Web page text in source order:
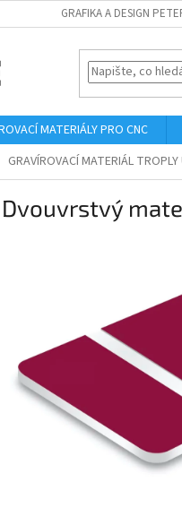
GRAFIKA A DESIGN
MATERIÁLY PRO CNC
GRAVÍROVACÍ MATERIÁL TROPLY
Dvouvrstvý